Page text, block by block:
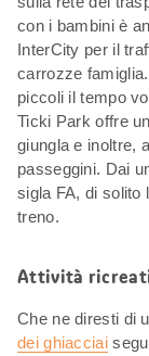
con i bambini è
InterCity per il
carrozze
piccoli il tempo
Ticki Park offre
giungla e inoltre,
passeggini. Dai
sigla FA, di solito
treno.
Attività
Che ne diresti di
dei ghiacciai